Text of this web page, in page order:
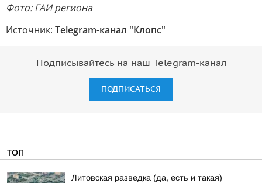
Фото: ГАИ региона
Источник: Telegram-канал "Клопс"
Подписывайтесь на наш Telegram-канал
ПОДПИСАТЬСЯ
ТОП
Литовская разведка (да, есть и такая)